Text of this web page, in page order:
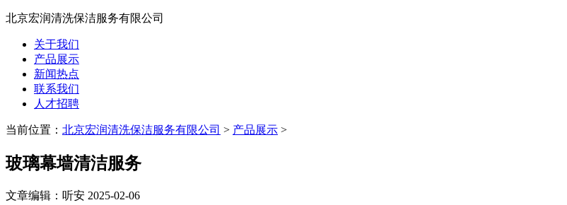
北京宏润清洗保洁服务有限公司
关于我们
产品展示
新闻热点
联系我们
人才招聘
当前位置： 北京宏润清洗保洁服务有限公司 > 产品展示 >
玻璃幕墙清洁服务
文章编辑：听安 2025-02-06